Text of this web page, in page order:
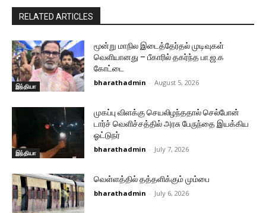
RELATED ARTICLES
இந்தியா
மூன்று மாநில இடைத்தேர்தல் முடிவுகள்
வெளியானது – பீகாரில் தகர்ந்த பா.ஜ.க
கோட்டை
bharathadmin - August 5, 2026
இந்தியா
முகப்பு விளக்கு செயலிழந்ததால் செல்போன்
டார்ச் வெளிச்சத்தில் அரசு பேருந்தை இயக்கிய
ஓட்டுநர்
bharathadmin - July 7, 2026
வெள்ளத்தில் தத்தளிக்கும் மும்பை
bharathadmin - July 6, 2026